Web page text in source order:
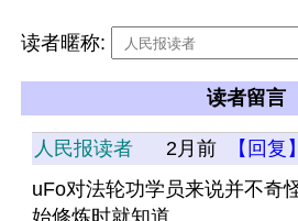
读者暱称:
读者留言
人民报读者 2月前
【回复】
uFo对法轮功学员来说并不奇
始修炼时就知道。